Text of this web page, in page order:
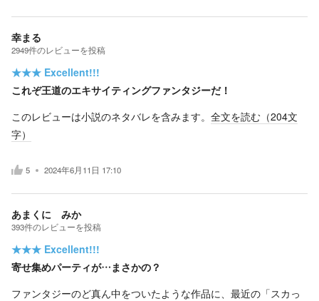
幸まる
2949件のレビューを投稿
★★★ Excellent!!!
これぞ王道のエキサイティングファンタジーだ！
このレビューは小説のネタバレを含みます。 全文を読む（204文
字）
5 2024年6月11日 17:10
あまくに みか
393件のレビューを投稿
★★★ Excellent!!!
寄せ集めパーティが…まさかの？
ファンタジーのど真ん中をついたような作品に、最近の「スカっ